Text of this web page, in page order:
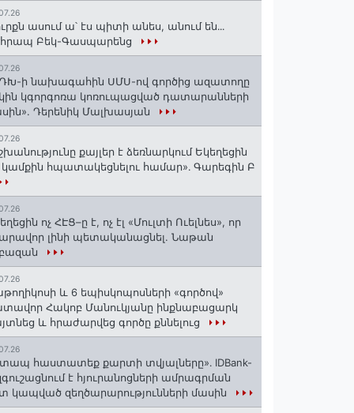
ասում ա՝ էս պիտի անես, անում են․․․
Բեկ-Գասպարենց
ի նախագահին ՍՄՍ-ով գործից ազատողը
կգորգոռա կոռուպացված դատարանների
Դերենիկ Մալխասյան
քայլեր է ձեռնարկում Եկեղեցին
կամքին հպատակեցնելու համար»․ Գարեգին Բ
ոչ ՀԷՑ–ը է, ոչ էլ «Մուլտի Ուելնես», որ
լինի պետականացնել. Նաթան
և 6 եպիսկոպոսների «գործով»
Հակոբ Մանուկյանը ինքնաբացարկ
և հրաժարվեց գործը քննելուց
հաստատեք քարտի տվյալները»․ IDBank-
է հյուրանոցների ամրագրման
կապված զեղծարարությունների մասին